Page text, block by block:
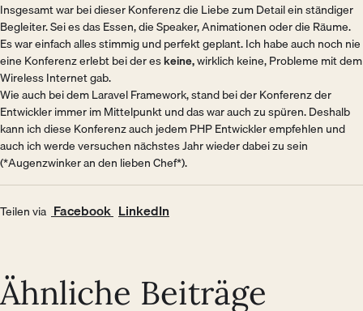
Insgesamt war bei dieser Konferenz die Liebe zum Detail ein ständiger
Begleiter. Sei es das Essen, die Speaker, Animationen oder die Räume.
Es war einfach alles stimmig und perfekt geplant. Ich habe auch noch nie
eine Konferenz erlebt bei der eskeine,wirklich keine, Probleme mit dem
Wireless Internet gab.
Wie auch bei dem Laravel Framework, stand bei der Konferenz der
Entwickler immer im Mittelpunkt und das war auch zu spüren. Deshalb
kann ich diese Konferenz auch jedem PHP Entwickler empfehlen und
auch ich werde versuchen nächstes Jahr wieder dabei zu sein
(*Augenzwinker an den lieben Chef*).
Teilen via Facebook (Öffnet in neuem Fenster)
LinkedIn
Ähnliche Beiträge